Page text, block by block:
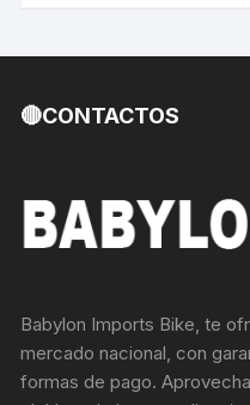
🔴CONTACTOS
Babylon Imports Bike, te
mercado nacional, con
formas de pago.